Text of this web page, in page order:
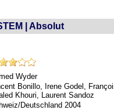
| Absolut
Wyder
Bonillo, Irene Godel,
Khouri, Laurent Sandoz
Deutschland 2004